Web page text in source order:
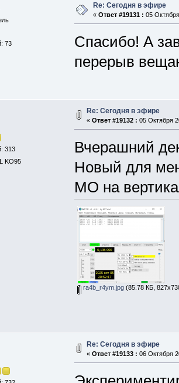
73
Re: Сегодня в эфире
« Ответ #19131 : 05
Спасибо! А
перерыв
313
KO95
Re: Сегодня в эфире
« Ответ #19132 : 05 Октября
Вчерашний
Новый для
МО на
ra4b_r4ym.jpg(85.78 КБ,
Re: Сегодня в эфире
« Ответ #19133 : 06 Октября